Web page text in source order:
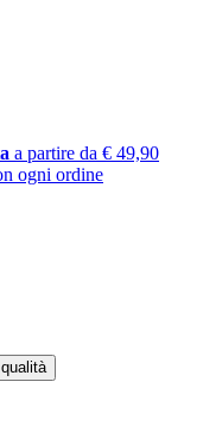
a partire da € 49,90
ogni ordine